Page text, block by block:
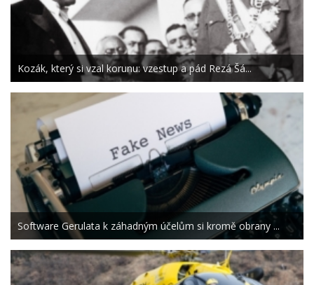
Kozák, který si vzal korunu: vzestup a pád Rezá Šá...
Software Gerulata k záhadným účelům si kromě obrany ...